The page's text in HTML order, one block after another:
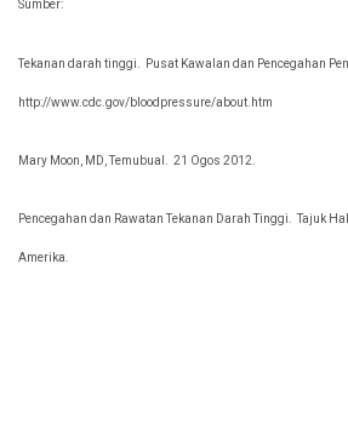
Sumber:
Tekanan darah tinggi. Pusat Kawalan dan Pencegahan
http://www.cdc.gov/bloodpressure/about.htm
Mary Moon, MD, Temubual. 21 Ogos 2012.
Pencegahan dan Rawatan Tekanan Darah Tinggi. Tajuk
Amerika.